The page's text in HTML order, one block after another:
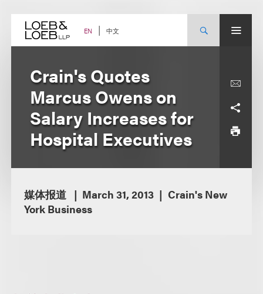
content EN 中文
Crain's Quotes
Marcus Owens on
Salary Increases for
Hospital Executives
媒体报道 March 31, 2013
Crain's New
York Business